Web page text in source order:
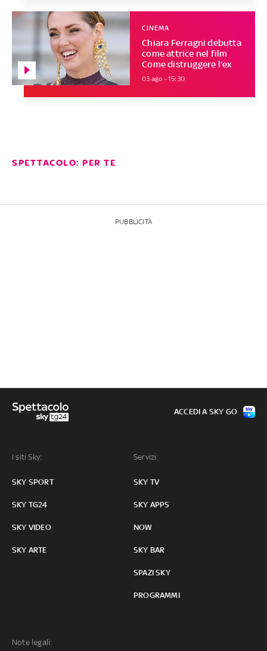
Chiara Ferragni debutta
come attrice nel film
Come distruggere l'ex
CINEMA
03 ago - 15:30
SPETTACOLO: PER TE
PUBBLICITÀ
I siti Sky:
SKY SPORT
SKY TG24
SKY VIDEO
SKY ARTE
Servizi:
SKY TV
SKY APPS
NOW
SKY BAR
SPAZI SKY
PROGRAMMI
Note legali:
ACCEDI A SKY GO